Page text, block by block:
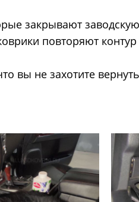
закрывают
повторяют
вы не захотите